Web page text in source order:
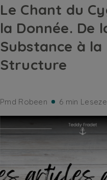
Le Chant du
la Donnée. De
Substance à la
Structure
Pmd Robeen 6 min